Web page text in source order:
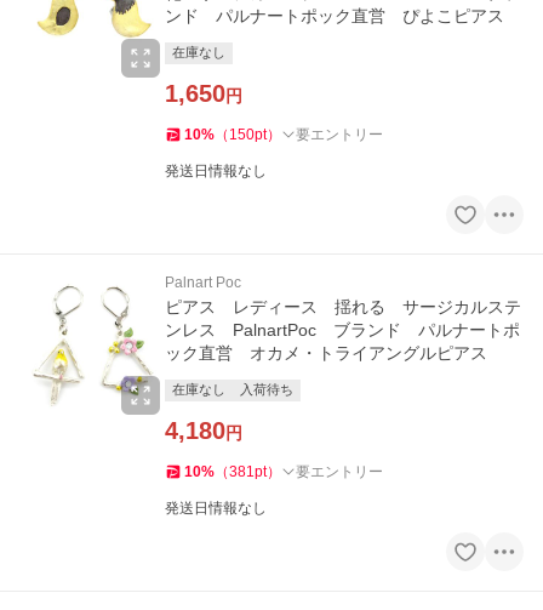
ンド パルナートポック直営 ぴよこピアス
在庫なし
1,650円
10% （ 150pt） 要エントリー
発送日情報なし
Palnart Poc
ピアス レディース 揺れる サージカルステ
ンレス PalnartPoc ブランド パルナートポ
ック直営 オカメ・トライアングルピアス
在庫なし 入荷待ち
4,180円
10% （381pt） 要エントリー
発送日情報なし